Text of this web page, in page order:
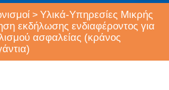
> Υλικά-Υπηρεσίες Μικρής
εκδήλωσης ενδιαφέροντος για
ασφαλείας (κράνος